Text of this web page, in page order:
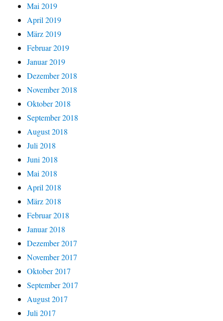
Mai 2019
April 2019
März 2019
Februar 2019
Januar 2019
Dezember 2018
November 2018
Oktober 2018
September 2018
August 2018
Juli 2018
Juni 2018
Mai 2018
April 2018
März 2018
Februar 2018
Januar 2018
Dezember 2017
November 2017
Oktober 2017
September 2017
August 2017
Juli 2017